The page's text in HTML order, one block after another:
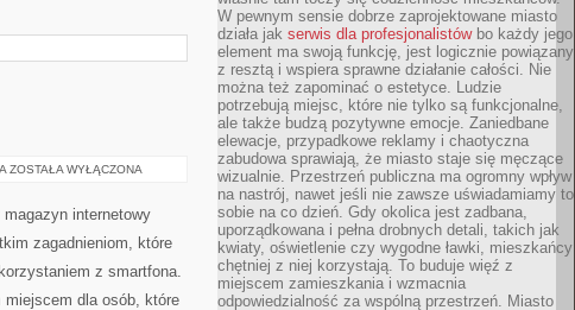
BEZPIECZEŃSTWO
ZOSTAŁA WYŁĄCZONA
internetowy
zagadnieniom, które
z smartfona.
dla osób, które
W pewnym sensie dobrze zaprojektowane miasto
działa jak serwis dla profesjonalistówbo każdy jego
element ma swoją funkcję, jest logicznie powiązany
z resztą i wspiera sprawne działanie całości. Nie
można też zapominać o estetyce. Ludzie
potrzebują miejsc, które nie tylko są funkcjonalne,
ale także budzą pozytywne emocje. Zaniedbane
elewacje, przypadkowe reklamy i chaotyczna
zabudowa sprawiają, że miasto staje się męczące
wizualnie. Przestrzeń publiczna ma ogromny wpływ
na nastrój, nawet jeśli nie zawsze uświadamiamy to
sobie na co dzień. Gdy okolica jest zadbana,
uporządkowana i pełna drobnych detali, takich jak
kwiaty, oświetlenie czy wygodne ławki, mieszkańcy
chętniej z niej korzystają. To buduje więź z
miejscem zamieszkania i wzmacnia
odpowiedzialność za wspólną przestrzeń. Miasto